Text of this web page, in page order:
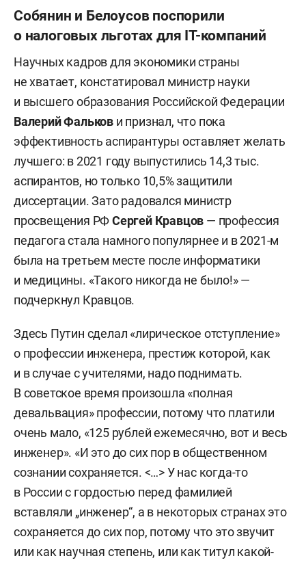
Собянин и Белоусов поспорили
о налоговых льготах для IT-компаний
Научных кадров для экономики страны
не хватает, констатировал министр науки
и высшего образования Российской Федерации
Валерий Фальков и признал, что пока
эффективность аспирантуры оставляет желать
лучшего: в 2021 году выпустились 14,3 тыс.
аспирантов, но только 10,5% защитили
диссертации. Зато радовался министр
просвещения РФСергей Кравцов — профессия
педагога стала намного популярнее и в 2021-м
была на третьем месте после информатики
и медицины. «Такого никогда не было!» —
подчеркнул Кравцов.
Здесь Путин сделал «лирическое отступление»
о профессии инженера, престиж которой, как
и в случае с учителями, надо поднимать.
В советское время произошла «полная
девальвация» профессии, потому что платили
очень мало, «125 рублей ежемесячно, вот и весь
инженер». «И это до сих пор в общественном
сознании сохраняется. <…> У нас когда-то
в России с гордостью перед фамилией
вставляли „инженер“, а в некоторых странах это
сохраняется до сих пор, потому что это звучит
или как научная степень, или как титул какой-